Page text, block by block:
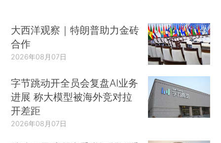
大西洋观察｜特朗普助力金砖
合作
2026年08月07日
字节跳动开全员会复盘AI业务
进展 称大模型被海外竞对拉
开差距
2026年08月07日